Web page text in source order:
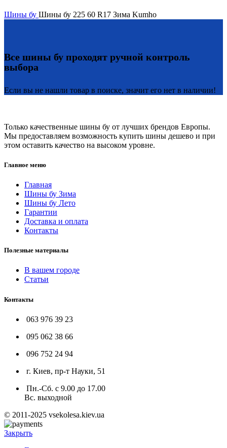
Шины бу Шины бу 225 60 R17 Зима Kumho
Все шины бу проходят ручной контроль
выбора
Если вы не нашли товар в поиске, значит его нет в наличии!
Только качественные шины бу от лучших брендов Европы.
Мы предоставляем возможность купить шины дешево и при
этом оставить качество на высоком уровне.
Главное меню
Главная
Шины бу Зима
Шины бу Лето
Гарантии
Доставка и оплата
Контакты
Полезные материалы
В вашем городе
Статьи
Контакты
063 976 39 23
095 062 38 66
096 752 24 94
г. Киев, пр-т Науки, 51
Пн.-Сб. с 9.00 до 17.00
Вс. выходной
© 2011-2025 vsekolesa.kiev.ua
Закрыть